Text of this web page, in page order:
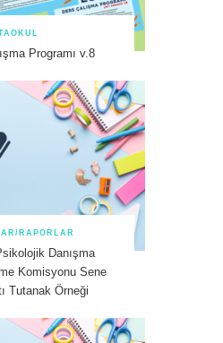
Programı v.8
RAPORLAR
Danışma
Komisyonu Sene
Tutanak Örneği